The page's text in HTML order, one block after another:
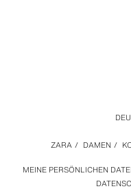
MEINE PERSÖNLICHEN
ZARA / DAMEN /